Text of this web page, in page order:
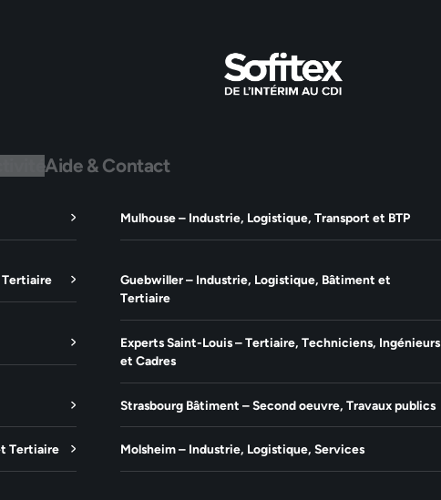
Aide & Contact
Mulhouse – Industrie, Logistique, Transport et BTP
Tertiaire
Guebwiller – Industrie, Logistique, Bâtiment et
Tertiaire
Experts Saint-Louis – Tertiaire, Techniciens, Ingénieurs
et Cadres
Strasbourg Bâtiment – Second oeuvre, Travaux publics
Tertiaire Molsheim – Industrie, Logistique, Services